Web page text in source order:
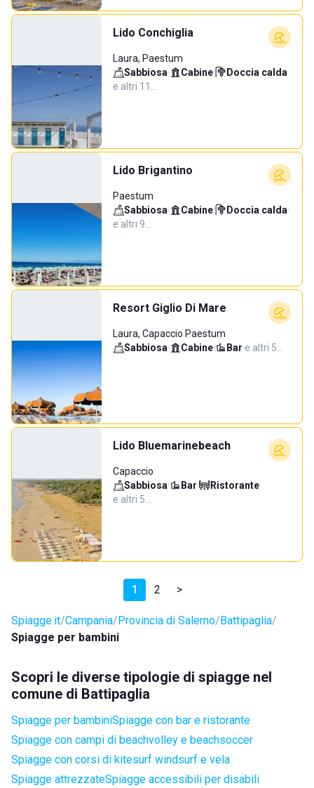
Lido Conchiglia
Laura, Paestum
Sabbiosa· Cabine· Doccia calda·
e altri 11…
Lido Brigantino
Paestum
Sabbiosa· Cabine· Doccia calda·
e altri 9…
Resort Giglio Di Mare
Laura, Capaccio Paestum
Sabbiosa· Cabine· Bar·e altri 5…
Lido Bluemarinebeach
Capaccio
Sabbiosa· Bar· Ristorante·
e altri 5…
1 2 >
Spiagge.it Campania Provincia di Salerno Battipaglia
Spiagge per bambini
Scopri le diverse tipologie di spiagge nel
comune di Battipaglia
Spiagge per bambiniSpiagge con bar e ristorante
Spiagge con campi di beachvolley e beachsoccer
Spiagge con corsi di kitesurf windsurf e vela
Spiagge attrezzateSpiagge accessibili per disabili